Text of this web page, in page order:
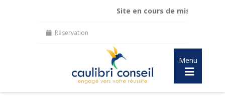
Site en cours de mise à jour :
Réservation
Menu